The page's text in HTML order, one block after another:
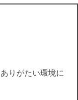
りがたい環境に